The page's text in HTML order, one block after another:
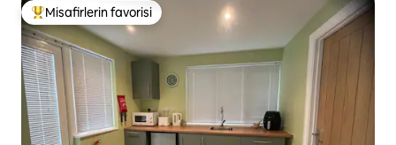
Misafirlerin favorilerinden en beğenilenler arasında
Misafirlerin favorisi